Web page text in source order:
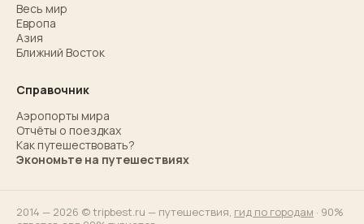
Весь мир
Европа
Азия
Ближний Восток
Справочник
Аэропорты мира
Отчёты о поездках
Как путешествовать?
Экономьте на путешествиях
2014 — 2026 © tripbest.ru — путешествия, гид по городам · 90%